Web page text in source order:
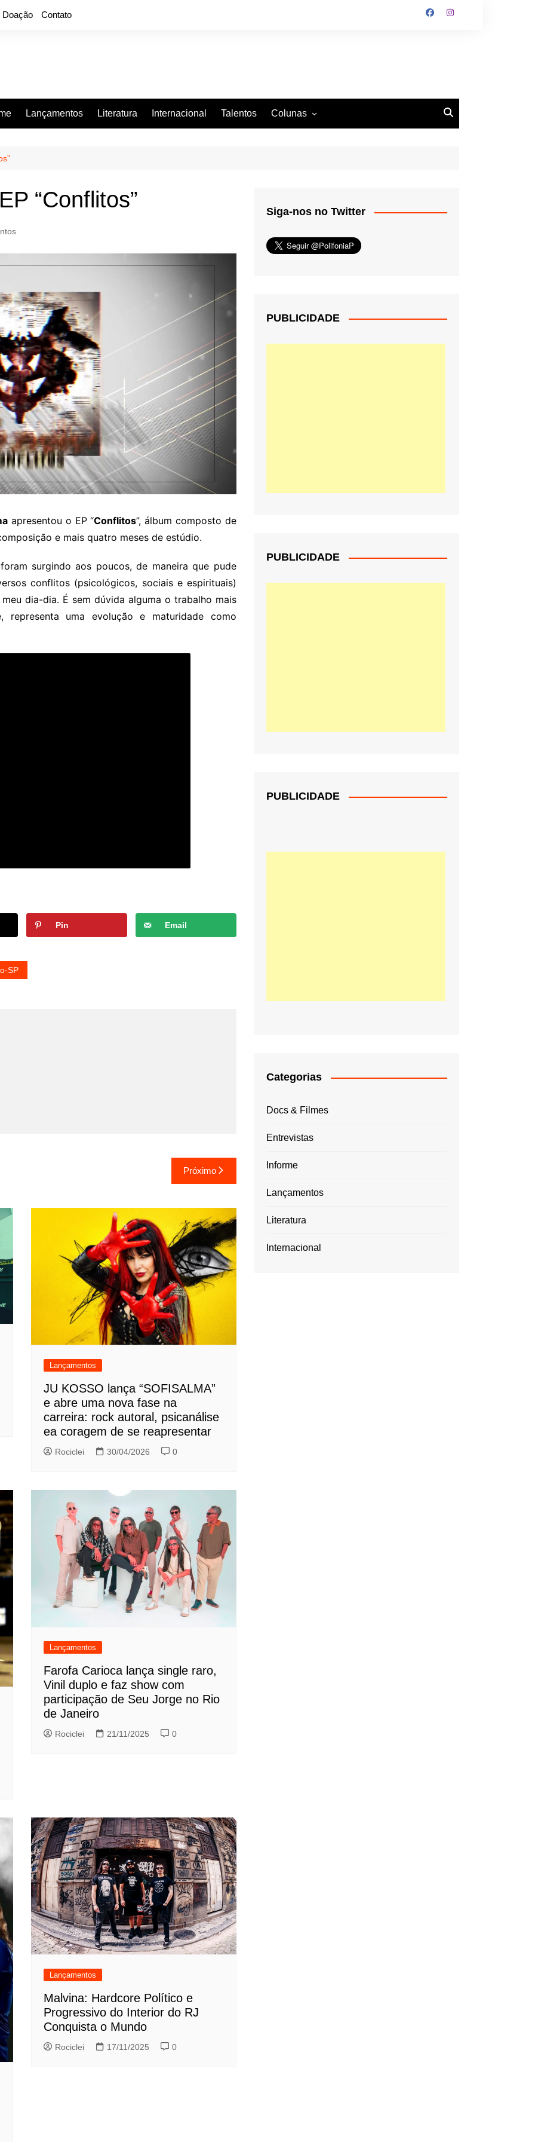
Doação Contato
Lançamentos Literatura Internacional Talentos Colunas
“Conflitos”
apresentou o EP “Conflitos”, álbum composto de
e mais quatro meses de estúdio.
surgindo aos poucos, de maneira que pude
conflitos (psicológicos, sociais e espirituais)
dia-dia. É sem dúvida alguma o trabalho mais
representa uma evolução e maturidade como
Pin Email
SP
Próximo
Lançamentos
JU KOSSO lança “SOFISALMA”
e abre uma nova fase na
carreira: rock autoral, psicanálise
ea coragem de se reapresentar
Rociclei 30/04/2026 0
Lançamentos
Farofa Carioca lança single raro,
Vinil duplo e faz show com
participação de Seu Jorge no Rio
de Janeiro
Rociclei 21/11/2025 0
Lançamentos
Malvina: Hardcore Político e
Progressivo do Interior do RJ
Conquista o Mundo
Rociclei 17/11/2025 0
Siga-nos no Twitter
PUBLICIDADE
PUBLICIDADE
PUBLICIDADE
Categorias
Docs & Filmes
Entrevistas
Informe
Lançamentos
Literatura
Internacional